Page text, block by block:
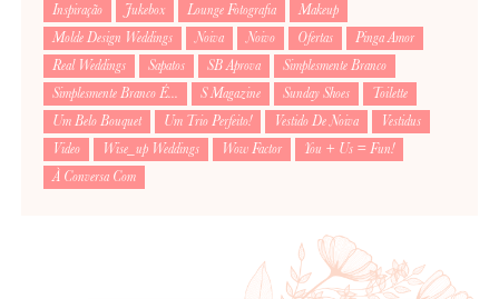
Inspiração
Jukebox Lounge Fotografia
Makeup
Molde Design Weddings
Noiva Noivo Ofertas
Pinga Amor
Real Weddings
Sapatos SB Aprova
Simplesmente Branco
Simplesmente Branco É...
S Magazine Sunday Shoes
Toilette
Um Belo Bouquet
Um Trio Perfeito! Vestido De Noiva
Vestidus
Video
Wise_up Weddings Wow Factor
You + Us = Fun!
À Conversa Com